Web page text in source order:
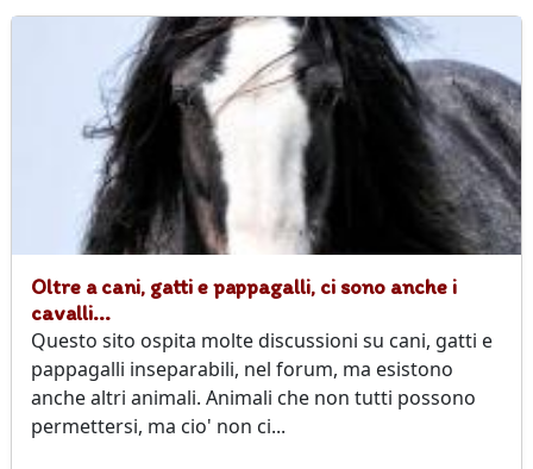
Oltre a cani, gatti e pappagalli, ci sono anche i
cavalli...
Questo sito ospita molte discussioni su cani, gatti e
pappagalli inseparabili, nel forum, ma esistono
anche altri animali. Animali che non tutti possono
permettersi, ma cio' non ci...